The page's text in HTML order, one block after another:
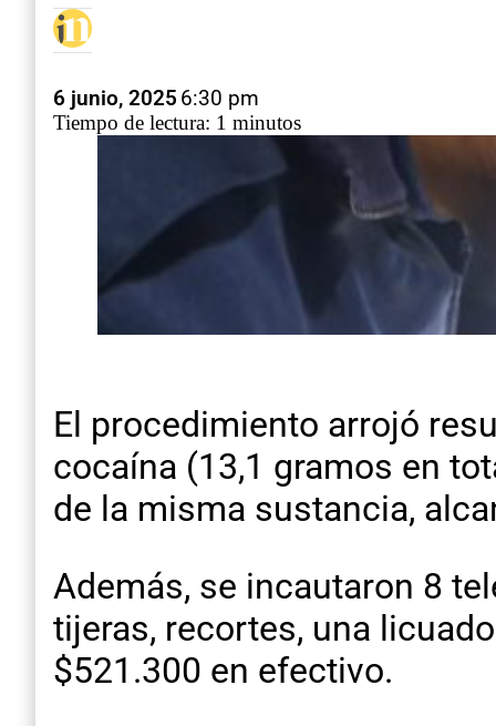
6 junio, 2025 6:30 pm
Tiempo de lectura: 1 minutos
El procedimiento arrojó
cocaína (13,1 gramos en
de la misma sustancia,
Además, se incautaron 8
tijeras, recortes, una
$521.300 en efectivo.